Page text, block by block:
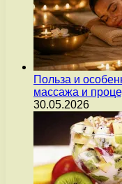
Польза и
массажа и
30.05.2026